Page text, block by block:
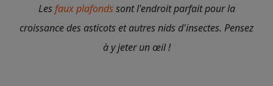
Lesfaux plafondssont l'endroit parfait pour la
croissance des asticots et autres nids d'insectes. Pensez
à y jeter un œil !